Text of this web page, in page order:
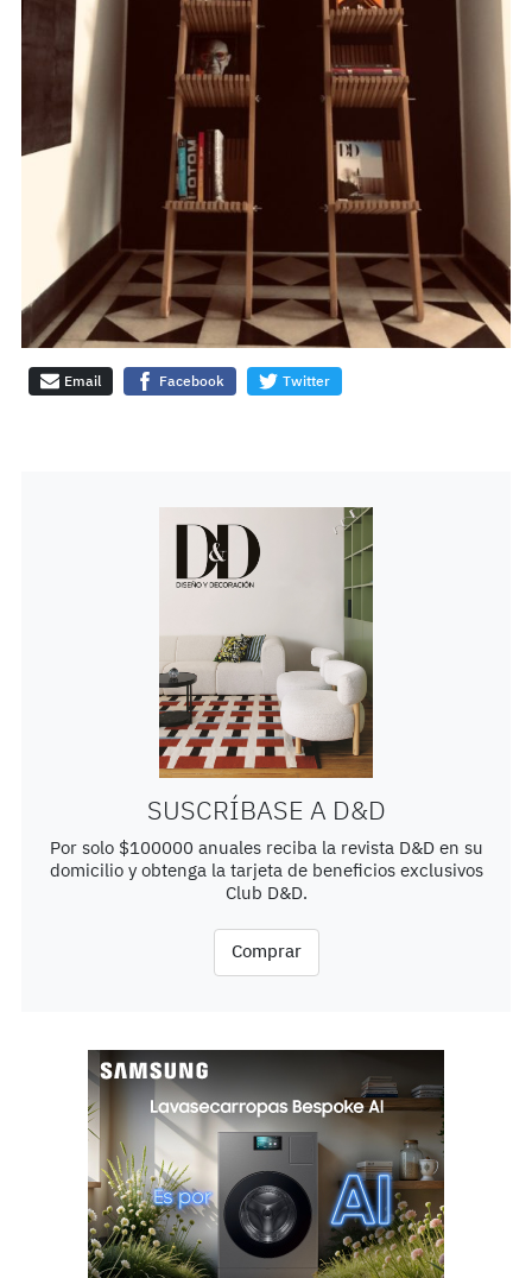
Email Facebook Twitter
SUSCRÍBASE A D&D
Por solo $100000 anuales reciba la revista D&D en su
domicilio y obtenga la tarjeta de beneficios exclusivos
Club D&D.
Comprar